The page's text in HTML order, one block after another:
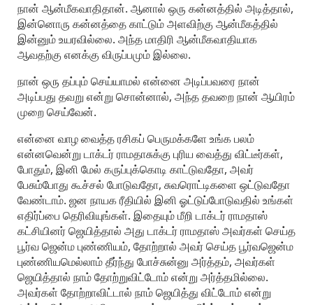
நான் ஆன்மீகவாதிதான். ஆனால் ஒரு கன்னத்தில் அடித்தால்,
இன்னொரு கன்னத்தை காட்டும் அளவிற்கு ஆன்மீகத்தில்
இன்னும் உயரவில்லை. அந்த மாதிரி ஆன்மீகவாதியாக
ஆவதற்கு எனக்கு விருப்பமும் இல்லை.
நான் ஒரு தப்பும் செய்யாமல் என்னை அடிப்பவரை நான்
அடிப்பது தவறு என்று சொன்னால், அந்த தவறை நான் ஆயிரம்
முறை செய்வேன்.
என்னை வாழ வைத்த ரசிகப் பெருமக்களே உங்க பலம்
என்னவென்று டாக்டர் ராமதாசுக்கு புரிய வைத்து விட்டீர்கள்,
போதும், இனி மேல் கருப்புக்கொடி காட்டுவதோ, அவர்
பேசும்போது கூச்சல் போடுவதோ, சுவரொட்டிகளை ஒட்டுவதோ
வேண்டாம். ஜன நாயக ரீதியில் இனி ஓட்டுப்போடுவதில் உங்கள்
எதிர்ப்பை தெரிவியுங்கள். இதையும் மீறி டாக்டர் ராமதாஸ்
கட்சியினர் ஜெயித்தால் அது டாக்டர் ராமதாஸ் அவர்கள் செய்த
பூர்வ ஜென்ம புண்ணியம், தோற்றால் அவர் செய்த பூர்வஜென்ம
புண்ணியமெல்லாம் தீர்ந்து போச்சுன்னு அர்த்தம், அவர்கள்
ஜெயித்தால் நாம் தோற்றுவிட்டோம் என்று அர்த்தமில்லை.
அவர்கள் தோற்றாவிட்டால் நாம் ஜெயித்து விட்டோம் என்று